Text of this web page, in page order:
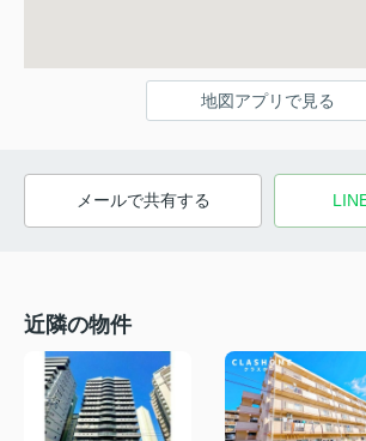
地図アプリで見る
メールで共有する
近隣の物件